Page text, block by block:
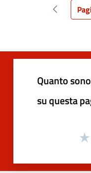
Pagina
Quanto
su questa